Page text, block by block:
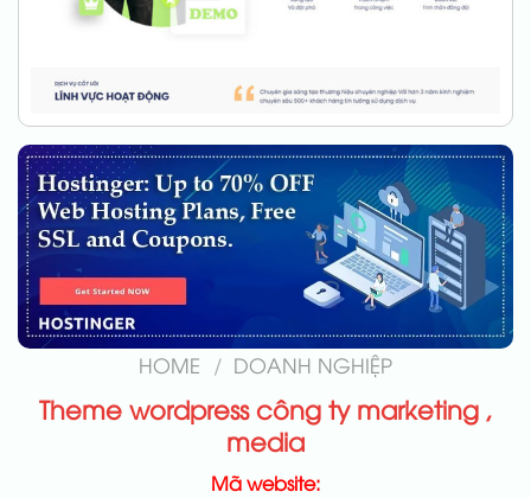
HOME / DOANH NGHIỆP
Theme wordpress công ty marketing ,
media
Mã website: